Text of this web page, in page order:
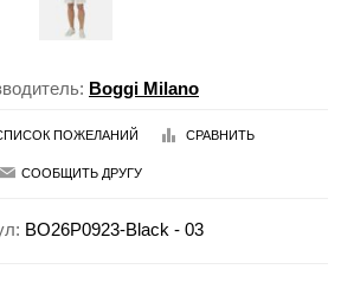
Boggi Milano
ПОЖЕЛАНИЙ СРАВНИТЬ
СООБЩИТЬ ДРУГУ
BO26P0923-Black - 03